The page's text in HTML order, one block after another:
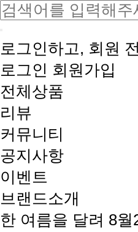
로그인하고, 회원
로그인 회원가입
전체상품
리뷰
커뮤니티
공지사항
이벤트
브랜드소개
한 여름을 달려 8